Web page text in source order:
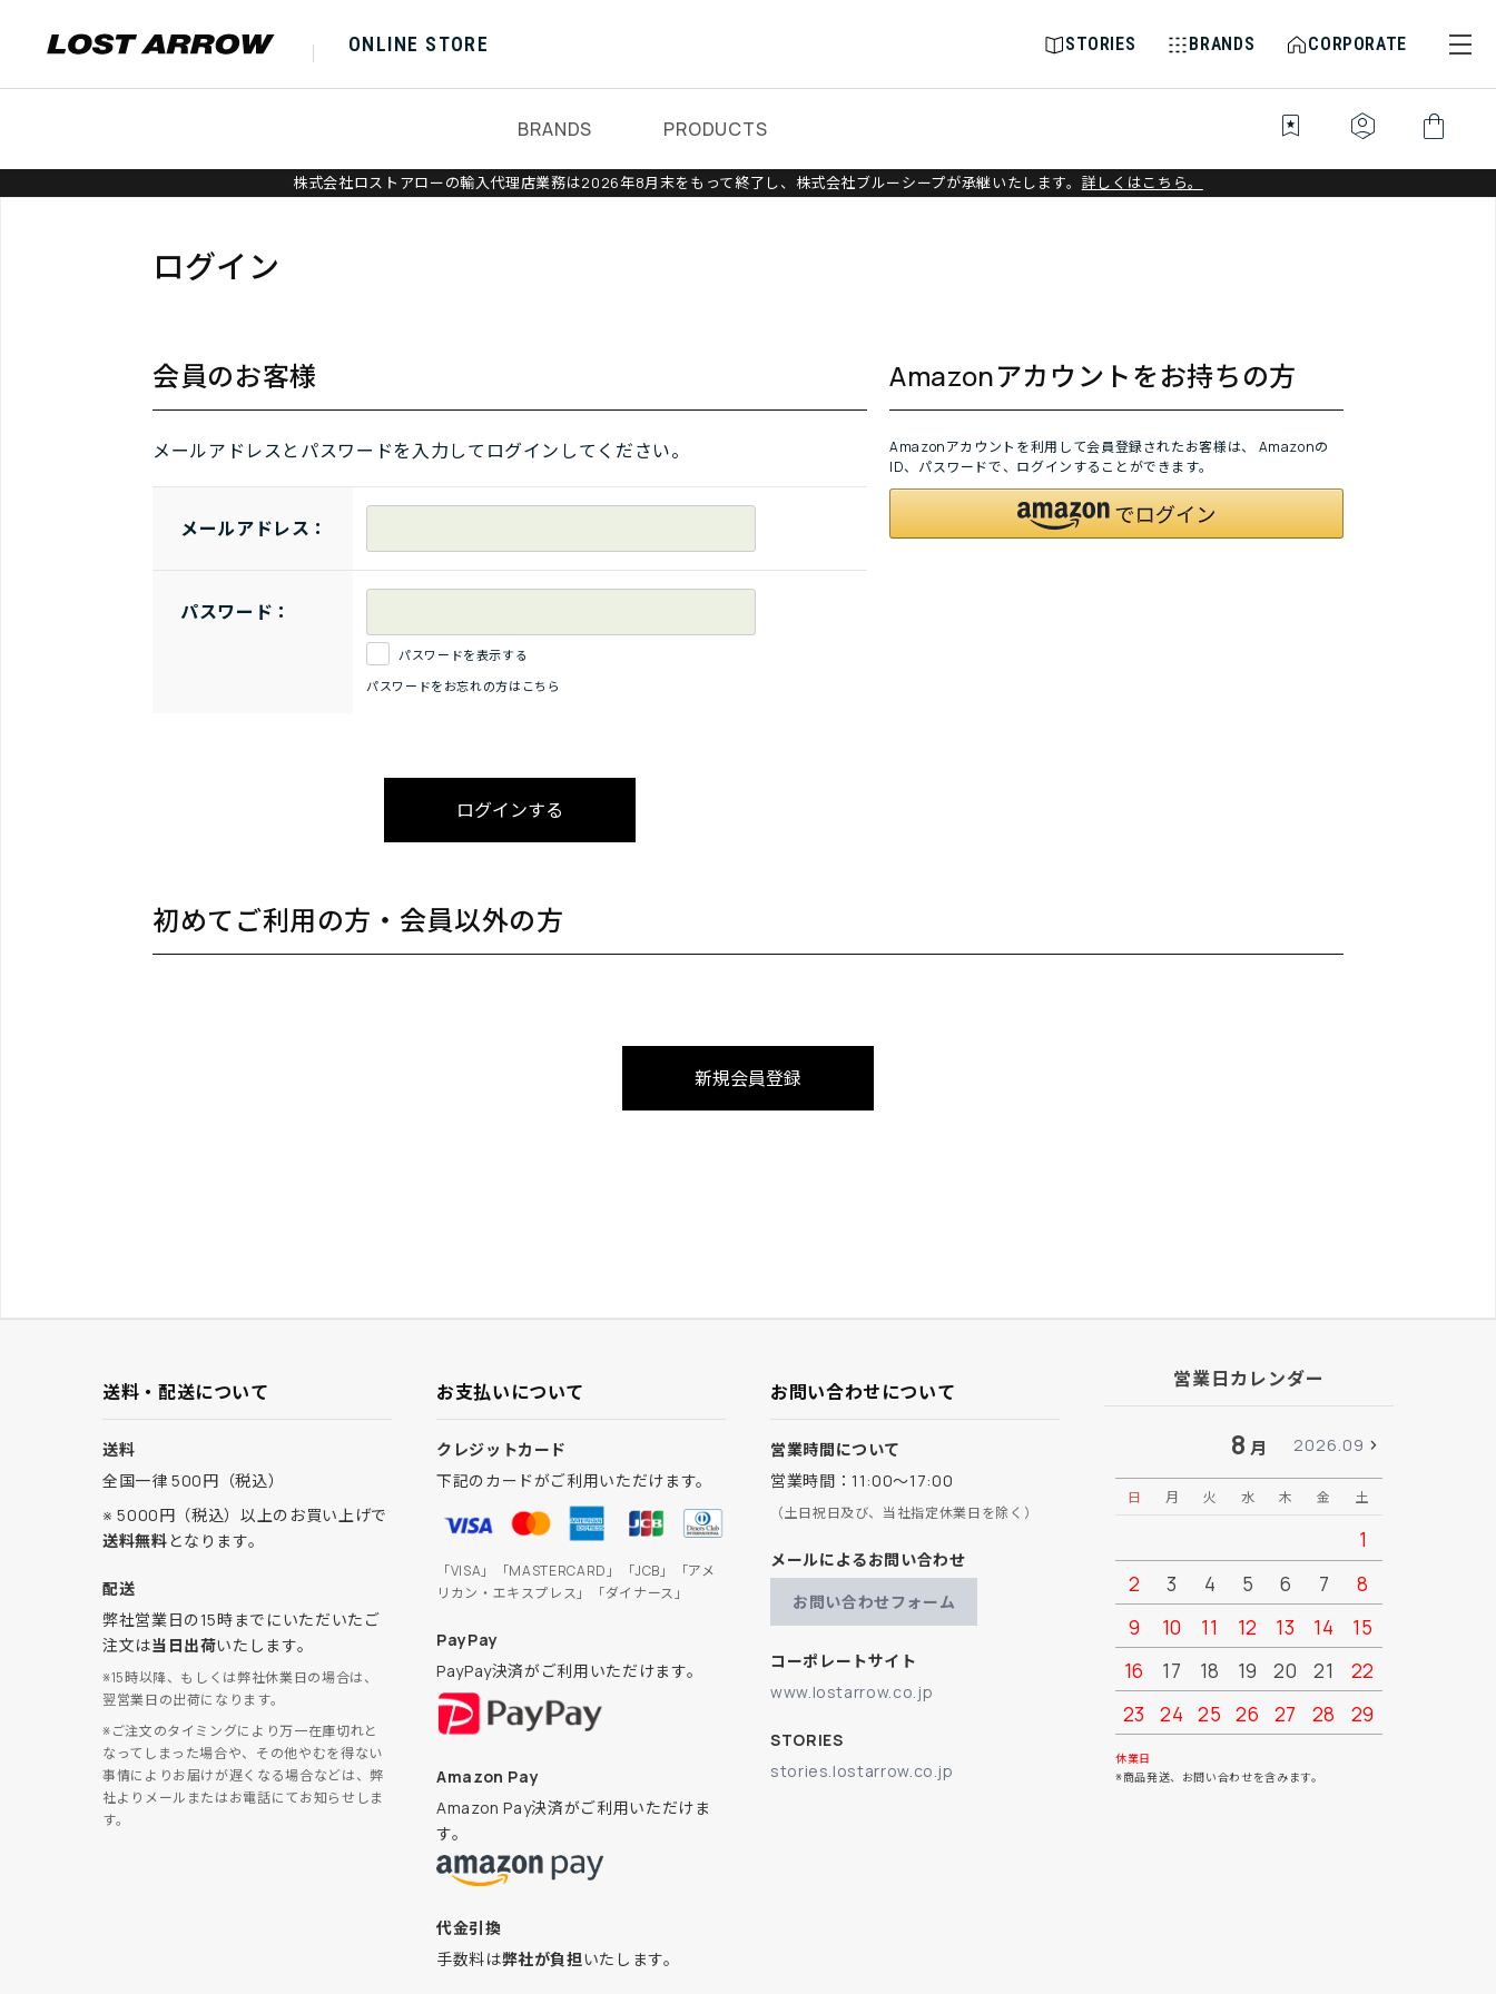
ONLINE STORE STORIES BRANDS CORPORATE
BRANDS PRODUCTS bookmark_star identity_platform shopping_bag
株式会社ロストアローの輸入代理店業務は2026年8月末をもって終了し、株式会社ブルーシープが承継いたします。 詳しくはこちら。
ログイン
会員のお客様
メールアドレスとパスワードを入力してログインしてください。
メールアドレス：
パスワード：
パスワードを表示する
パスワードをお忘れの方はこちら
Amazonアカウントをお持ちの方
Amazonアカウントを利用して会員登録されたお客様は、
Amazonの
ID、パスワードで、ログインすることができます。
初めてご利用の方・会員以外の方
送料・配送について
送料
全国一律 500円（税込）
※ 5000円（税込）以上のお買い上げで
送料無料となります。
配送
弊社営業日の15時までにいただいたご
注文は当日出荷いたします。
※15時以降、もしくは弊社休業日の場合は、
翌営業日の出荷になります。
※ご注文のタイミングにより万一在庫切れと
なってしまった場合や、その他やむを得ない
事情によりお届けが遅くなる場合などは、弊
社よりメールまたはお電話にてお知らせしま
す。
お支払いについて
クレジットカード
下記のカードがご利用いただけます。
「VISA」「MASTERCARD」「JCB」「アメ
リカン・エキスプレス」「ダイナース」
PayPay
PayPay決済がご利用いただけます。
Amazon Pay
Amazon Pay決済がご利用いただけま
す。
代金引換
手数料は弊社が負担いたします。
お問い合わせについて
営業時間について
営業時間：11:00～17:00
（土日祝日及び、当社指定休業日を除く）
メールによるお問い合わせ
お問い合わせフォーム
コーポレートサイト
www.lostarrow.co.jp
STORIES
stories.lostarrow.co.jp
営業日カレンダー
8 月 2026.09
日 月 火 水 木 金 土
1
2
3 4 5 6 7
8
9
10 11 12 13 14
15
16
17 18 19 20 21
22
23
24 25 26 27 28
29
30
休業日
※商品発送、お問い合わせを含みます。